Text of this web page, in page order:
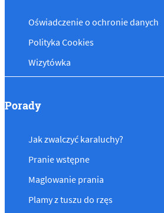
Oświadczenie o ochronie danych
Polityka Cookies
Wizytówka
Porady
Jak zwalczyć karaluchy?
Pranie wstępne
Maglowanie prania
Plamy z tuszu do rzęs